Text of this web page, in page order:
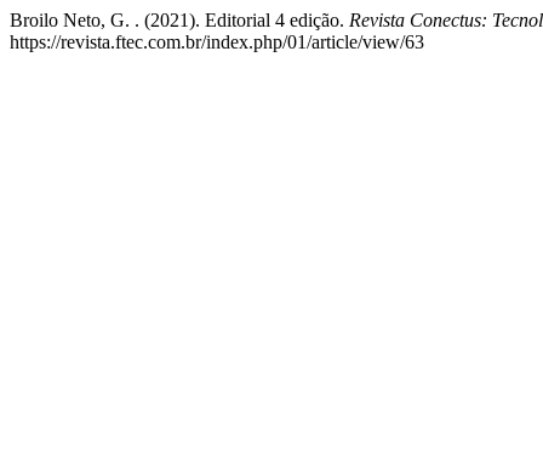
Broilo Neto, G. . (2021). Editorial 4 edição. Revista Conectus:
https://revista.ftec.com.br/index.php/01/article/view/63